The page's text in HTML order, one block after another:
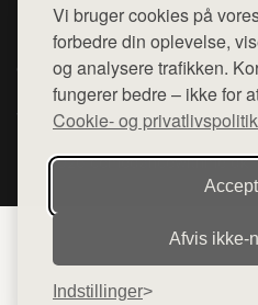
Vi bruger cookies på
forbedre din oplevelse,
og analysere trafikken.
fungerer bedre – ikke for
Cookie- og
Afvis
Indstillinger
Denne side er en del af
hjemmesider med præsentation
diverse webshops. Der sælges
henviser til de shops, som
varerne på lager.
© 2026